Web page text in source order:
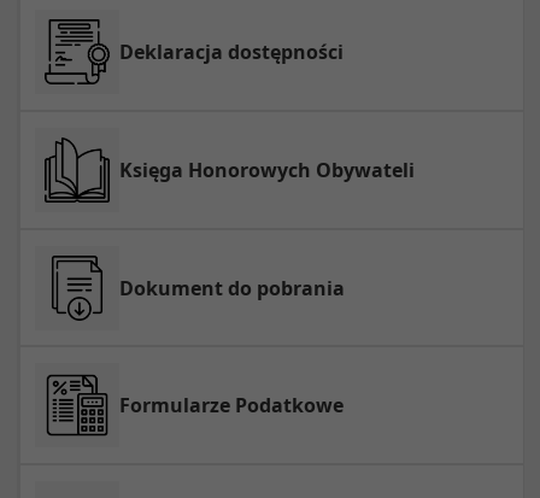
Deklaracja dostępności
Księga Honorowych Obywateli
Dokument do pobrania
Formularze Podatkowe